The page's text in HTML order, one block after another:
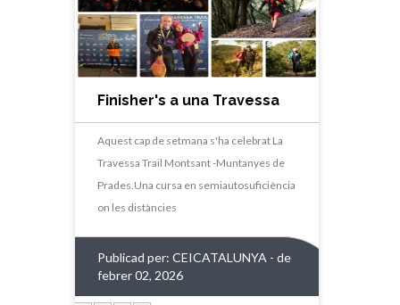
Finisher's a una Travessa
Infernal
Aquest cap de setmana s'ha celebrat La
Travessa Trail Montsant -Muntanyes de
Prades.Una cursa en semiautosuficiència
on les distàncies
Publicad per: CEICATALUNYA - de
febrer 02, 2026